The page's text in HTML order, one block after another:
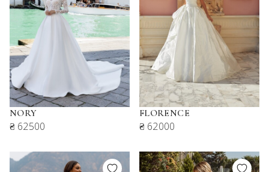
NORY
₴ 62500
FLORENCE
₴ 62000